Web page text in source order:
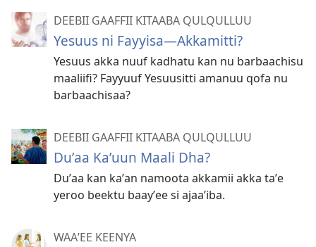
DEEBII GAAFFII KITAABA QULQULLUU
Yesuus ni Fayyisa—Akkamitti?
Yesuus akka nuuf kadhatu kan nu barbaachisu
maaliifi? Fayyuuf Yesuusitti amanuu qofa nu
barbaachisaa?
DEEBII GAAFFII KITAABA QULQULLUU
Duʼaa Kaʼuun Maali Dha?
Duʼaa kan kaʼan namoota akkamii akka taʼe
yeroo beektu baayʼee si ajaaʼiba.
WAAʼEE KEENYA